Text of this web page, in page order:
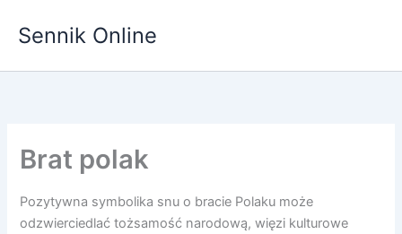
Sennik Online
Brat polak
Pozytywna symbolika snu o bracie Polaku może
odzwierciedlać tożsamość narodową, więzi kulturowe